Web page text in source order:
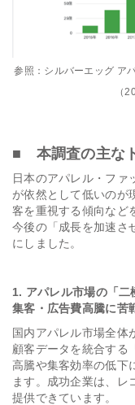
参照：シルバーエッグ ア
（
■ 本調査の主な
日本のアパレル・ファ
が依然として低いのが
客を重視する傾向など
今後の「成長を加速さ
にしました。
1. アパレル市場の「二
集客・広告費高騰に苦
国内アパレル市場全体
顧客データを統合する
高騰や集客効率の低下
ます。成功企業は、レ
提供できています。